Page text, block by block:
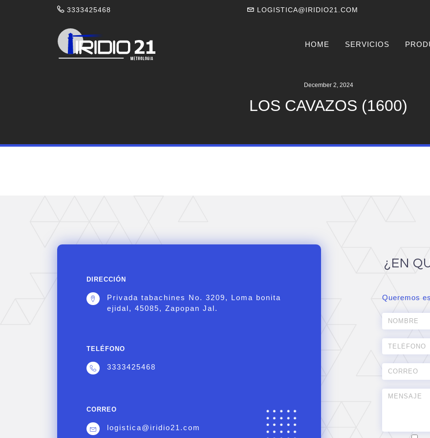
3333425468 LOGISTICA@IRIDIO21.COM
HOME SERVICIOS
December 2, 2024
LOS CAVAZOS (1600)
DIRECCIÓN
Privada tabachines No. 3209, Loma bonita
ejidal, 45085, Zapopan Jal.
TELÉFONO
3333425468
CORREO
logistica@iridio21.com
¿EN
Queremos